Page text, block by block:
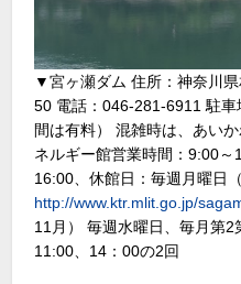
▼宮ヶ瀬ダム 住所：神奈川
50 電話：046-281-6911 駐
間は有料） 混雑時は、あい
ネルギー館営業時間：9:00
16:00、休館日：毎週月曜日
http://www.ktr.mlit.go.jp/
11月） 毎週水曜日、毎月第
11:00、14：00の2回